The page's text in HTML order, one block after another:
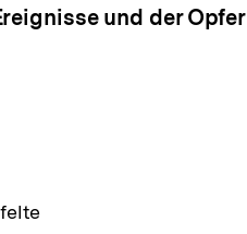
und der Opfer